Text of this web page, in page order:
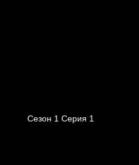
Сезон 1 Серия 1